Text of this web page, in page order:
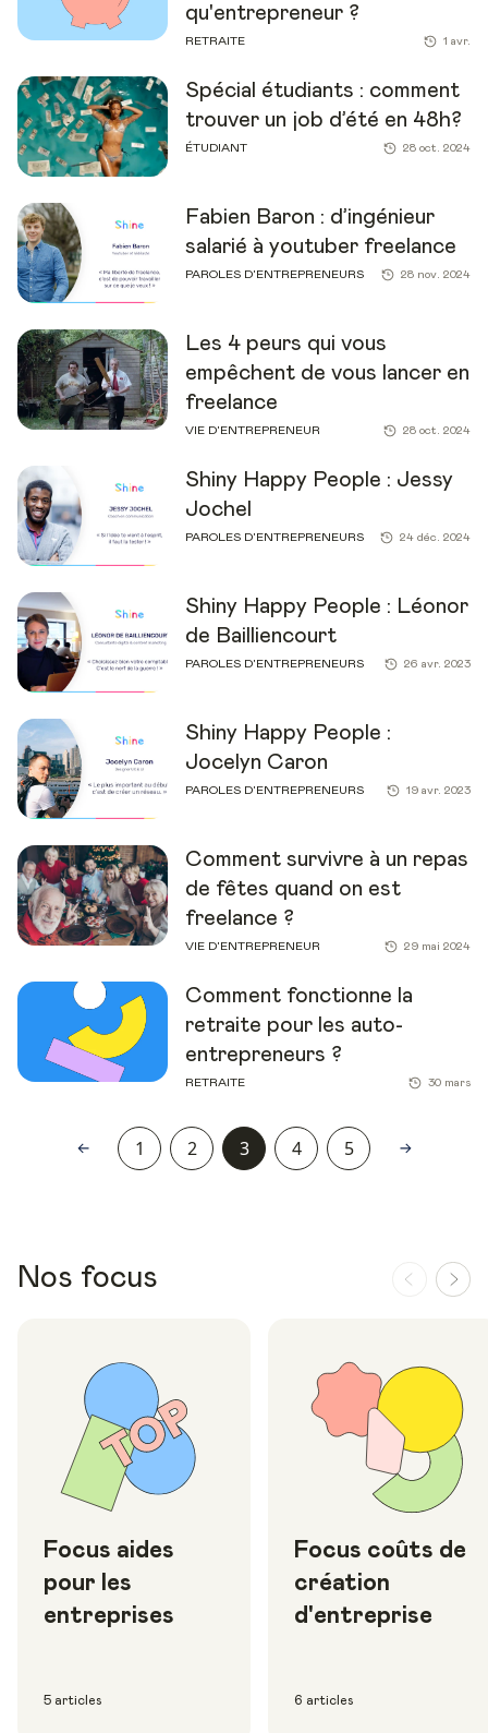
qu'entrepreneur ?
RETRAITE 1 avr.
Spécial étudiants : comment
trouver un job d’été en 48h?
ÉTUDIANT 28 oct. 2024
Fabien Baron : d’ingénieur
salarié à youtuber freelance
PAROLES D'ENTREPRENEURS 28 nov. 2024
Les 4 peurs qui vous
empêchent de vous lancer en
freelance
VIE D'ENTREPRENEUR 28 oct. 2024
Shiny Happy People : Jessy
Jochel
PAROLES D'ENTREPRENEURS 24 déc. 2024
Shiny Happy People : Léonor
de Bailliencourt
PAROLES D'ENTREPRENEURS 26 avr. 2023
Shiny Happy People :
Jocelyn Caron
PAROLES D'ENTREPRENEURS 19 avr. 2023
Comment survivre à un repas
de fêtes quand on est
freelance ?
VIE D'ENTREPRENEUR 29 mai 2024
Comment fonctionne la
retraite pour les auto-
entrepreneurs ?
RETRAITE 30 mars
1 2 3 4 5
Nos focus
Focus aides
pour les
entreprises
5 articles
Focus coûts de
création
d'entreprise
6 articles